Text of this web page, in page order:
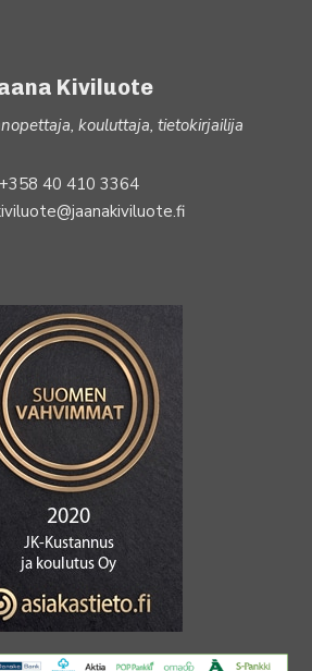
Kiviluote
kouluttaja, tietokirjailija
+358 40 410 3364